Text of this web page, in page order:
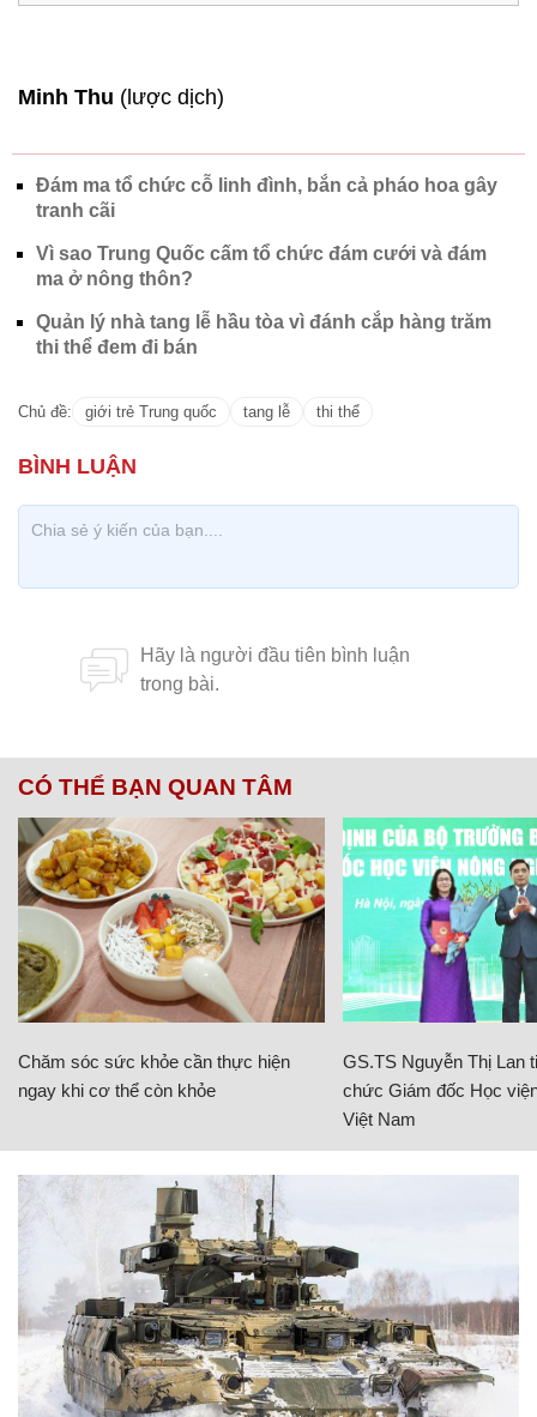
Minh Thu (lược dịch)
Đám ma tổ chức cỗ linh đình, bắn cả pháo hoa gây
tranh cãi
Vì sao Trung Quốc cấm tổ chức đám cưới và đám
ma ở nông thôn?
Quản lý nhà tang lễ hầu tòa vì đánh cắp hàng trăm
thi thể đem đi bán
Chủ đề: giới trẻ Trung quốc tang lễ thi thể
CÓ THỂ BẠN QUAN TÂM
Chăm sóc sức khỏe cần thực hiện
ngay khi cơ thể còn khỏe
GS.TS Nguyễn Thị Lan
chức Giám đốc Học
Việt Nam